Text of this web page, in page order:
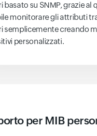
basato su SNMP, grazie al
monitorare gli attributi
semplicemente creando
personalizzati.
per MIB